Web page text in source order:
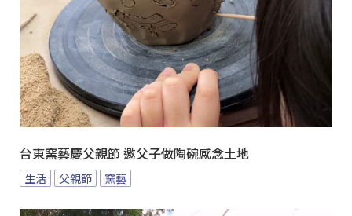
台東窯藝慶父親節 邀父子做陶碗感念土地
生活 父親節 窯藝